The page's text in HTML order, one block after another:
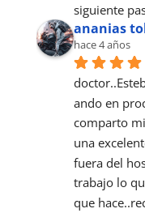
siguiente
ananias
hace 4 años
ando en
comparto
una
fuera del
trabajo lo
que